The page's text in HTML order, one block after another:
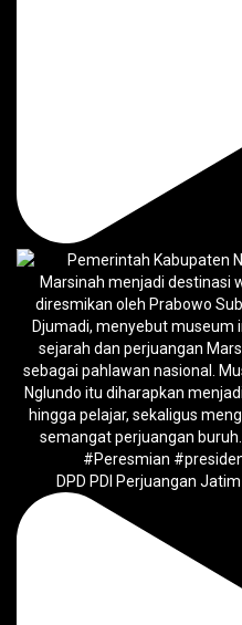
DPD PDI Perjuangan